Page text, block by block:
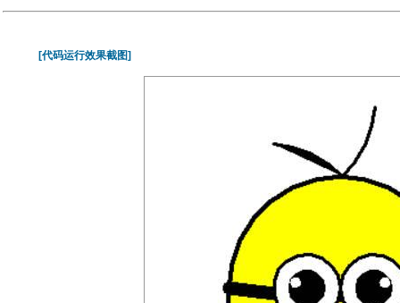
[代码运行效果截图]